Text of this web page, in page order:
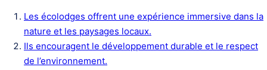
Les écolodges offrent une expérience immersive dans la
nature et les paysages locaux.
Ils encouragent le développement durable et le respect
de l’environnement.